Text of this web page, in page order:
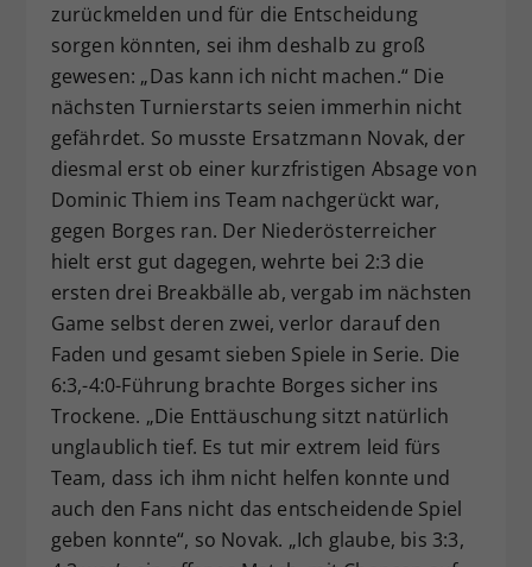
zurückmelden und für die Entscheidung
sorgen könnten, sei ihm deshalb zu groß
gewesen: „Das kann ich nicht machen.“ Die
nächsten Turnierstarts seien immerhin nicht
gefährdet. So musste Ersatzmann Novak, der
diesmal erst ob einer kurzfristigen Absage von
Dominic Thiem ins Team nachgerückt war,
gegen Borges ran. Der Niederösterreicher
hielt erst gut dagegen, wehrte bei 2:3 die
ersten drei Breakbälle ab, vergab im nächsten
Game selbst deren zwei, verlor darauf den
Faden und gesamt sieben Spiele in Serie. Die
6:3,-4:0-Führung brachte Borges sicher ins
Trockene. „Die Enttäuschung sitzt natürlich
unglaublich tief. Es tut mir extrem leid fürs
Team, dass ich ihm nicht helfen konnte und
auch den Fans nicht das entscheidende Spiel
geben konnte“, so Novak. „Ich glaube, bis 3:3,